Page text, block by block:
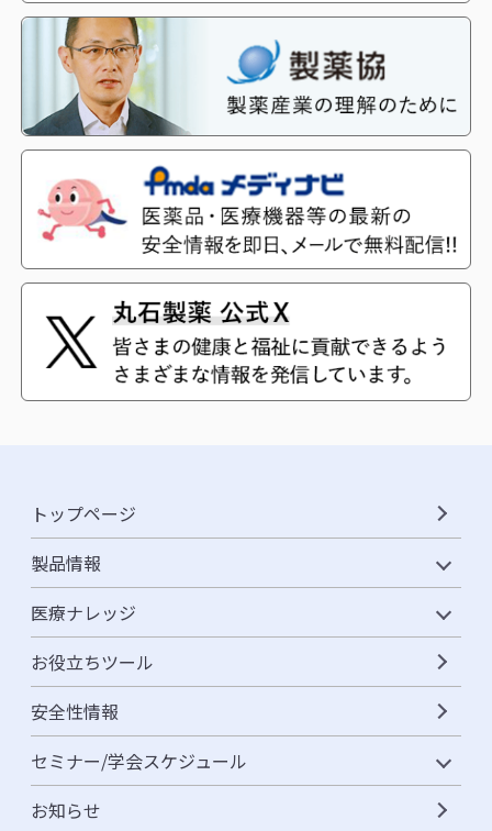
トップページ
製品情報
医療ナレッジ
お役立ちツール
安全性情報
セミナー/学会スケジュール
お知らせ